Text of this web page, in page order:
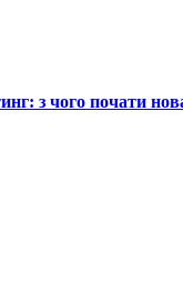
з чого почати